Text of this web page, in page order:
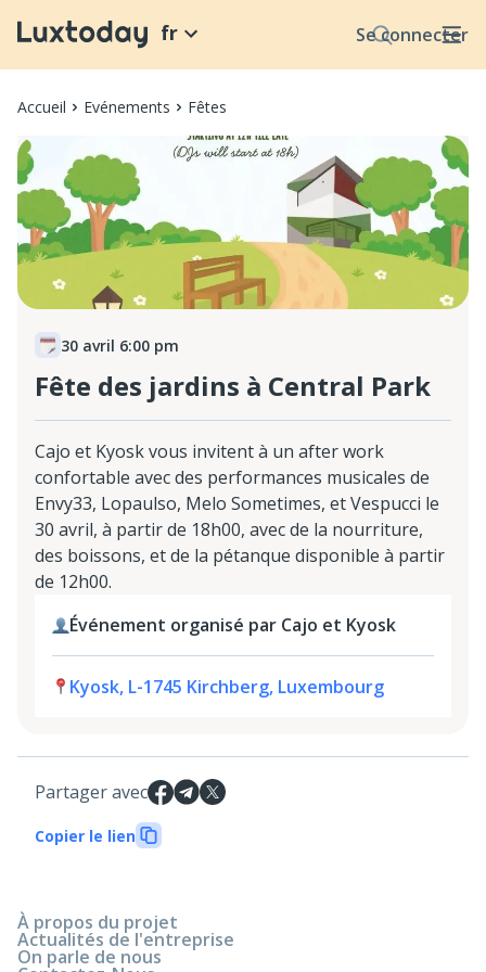
Se connecter
fr
Accueil Evénements Fêtes
30 avril 6:00 pm
Fête des jardins à Central Park
Cajo et Kyosk vous invitent à un after work
confortable avec des performances musicales de
Envy33, Lopaulso, Melo Sometimes, et Vespucci le
30 avril, à partir de 18h00, avec de la nourriture,
des boissons, et de la pétanque disponible à partir
de 12h00.
Événement organisé par Cajo et Kyosk
Kyosk, L-1745 Kirchberg, Luxembourg
Partager avec
Copier le lien
À propos du projet
Actualités de l'entreprise
On parle de nous